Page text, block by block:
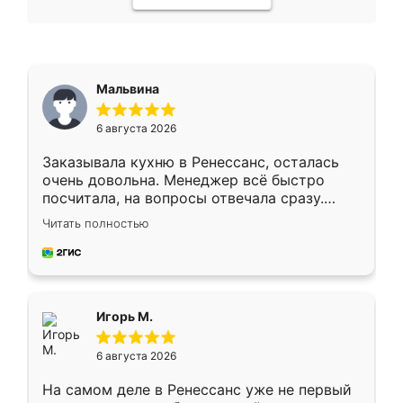
Мальвина
6 августа 2026
Заказывала кухню в Ренессанс, осталась
очень довольна. Менеджер всё быстро
посчитала, на вопросы отвечала сразу.
Замерщик приехал в субботу, подошёл к
делу со всей ответственностью. Собрали
за день, ребята работали аккуратно, даже
Читать полностью
Игорь М.
6 августа 2026
На самом деле в Ренессанс уже не первый